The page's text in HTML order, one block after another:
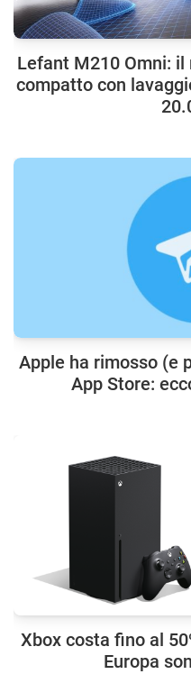
Lefant M210 Omni:
compatto con
Apple ha rimosso (e
App Store:
Xbox costa fino al
Europa